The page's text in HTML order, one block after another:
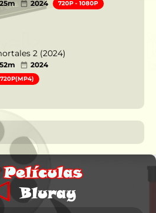
2024 720P - 1080P
2 (2024)
2024